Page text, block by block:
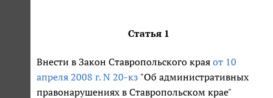
Статья 1
Внести в Закон Ставропольского края от 10
апреля 2008 г. N 20-кз "Об административных
правонарушениях в Ставропольском крае"